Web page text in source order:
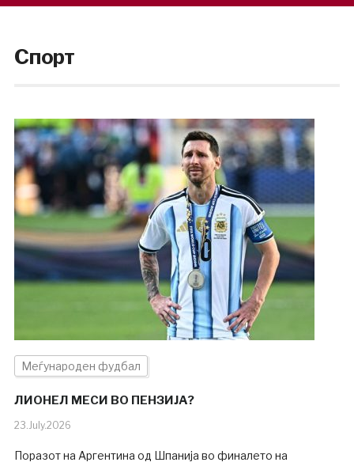
Спорт
Меѓународен фудбал
ЛИОНЕЛ МЕСИ ВО ПЕНЗИЈА?
23.July.2026
Поразот на Аргентина од Шпанија во финалето на